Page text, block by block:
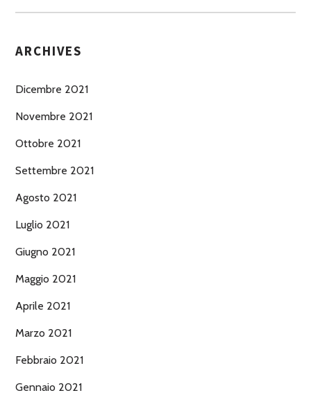
ARCHIVES
Dicembre 2021
Novembre 2021
Ottobre 2021
Settembre 2021
Agosto 2021
Luglio 2021
Giugno 2021
Maggio 2021
Aprile 2021
Marzo 2021
Febbraio 2021
Gennaio 2021